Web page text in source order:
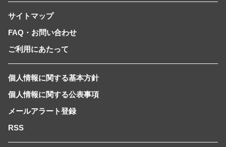
サイトマップ
FAQ・お問い合わせ
ご利用にあたって
個人情報に関する基本方針
個人情報に関する公表事項
メールアラート登録
RSS